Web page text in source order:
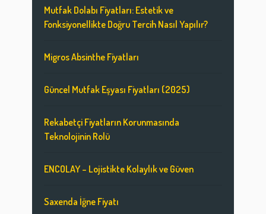
Mutfak Dolabı Fiyatları: Estetik ve
Fonksiyonellikte Doğru Tercih Nasıl Yapılır?
Migros Absinthe Fiyatları
Güncel Mutfak Eşyası Fiyatları (2025)
Rekabetçi Fiyatların Korunmasında
Teknolojinin Rolü
ENCOLAY – Lojistikte Kolaylık ve Güven
Saxenda İğne Fiyatı